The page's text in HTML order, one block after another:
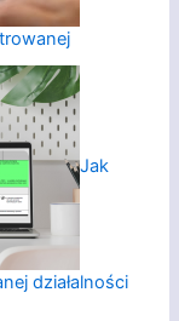
Jak
działalności